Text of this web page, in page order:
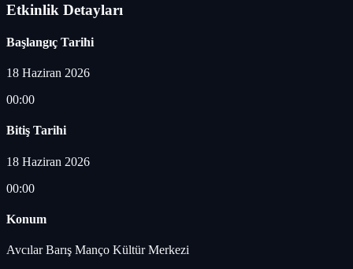
Etkinlik Detayları
Başlangıç Tarihi
18 Haziran 2026
00:00
Bitiş Tarihi
18 Haziran 2026
00:00
Konum
Avcılar Barış Manço Kültür Merkezi